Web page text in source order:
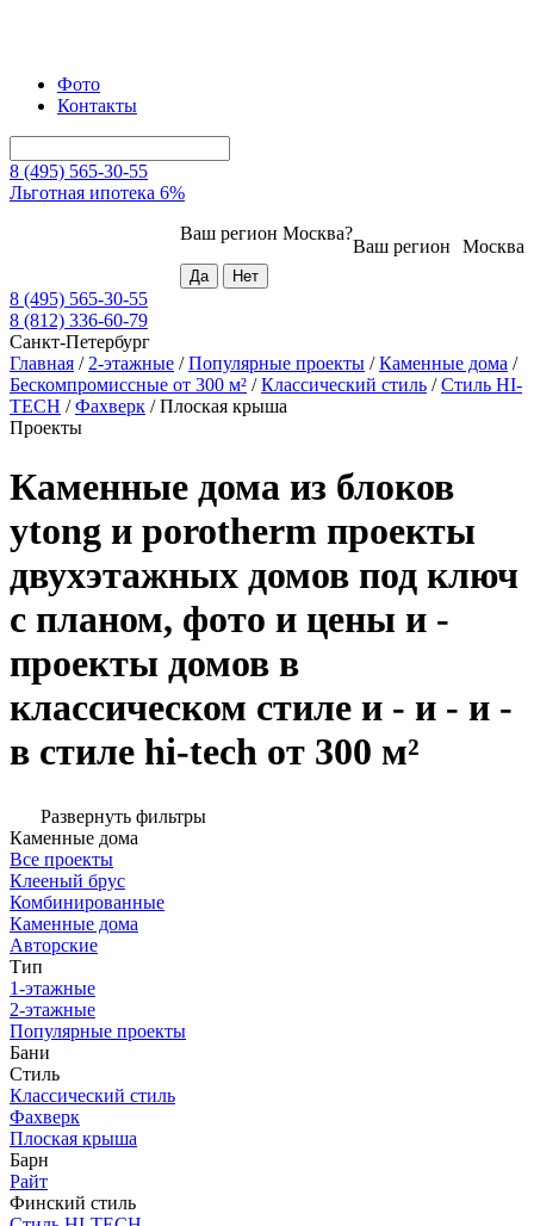
Фото
Контакты
8 (495) 565-30-55
Льготная ипотека 6%
Москва
Ваш регион
Ваш регион Москва?
8 (495) 565-30-55
8 (812) 336-60-79
Санкт-Петербург
Главная / 2-этажные /Популярные проекты /Каменные дома /
Бескомпромиссные от 300 м² /Классический стиль /Стиль HI-
TECH /Фахверк /Плоская крыша
Проекты
Каменные дома из блоков
ytong и porotherm проекты
двухэтажных домов под ключ
с планом, фото и цены и -
проекты домов в
классическом стиле и - и - и -
в стиле hi-tech от 300 м²
Развернуть фильтры
Каменные дома
Все проекты
Клееный брус
Комбинированные
Каменные дома
Авторские
Тип
1-этажные
2-этажные
Популярные проекты
Бани
Стиль
Классический стиль
Фахверк
Плоская крыша
Барн
Райт
Финский стиль